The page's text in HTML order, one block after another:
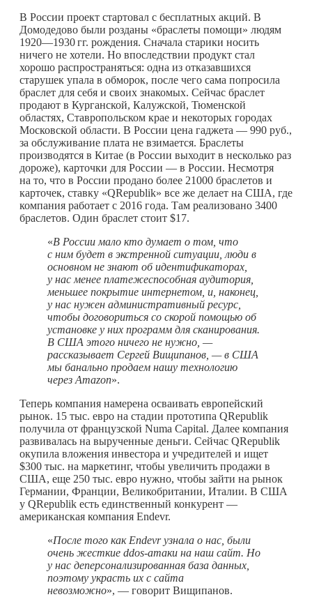
В России проект стартовал с бесплатных акций. В
Домодедово были розданы «браслеты помощи» людям
1920—1930 гг. рождения. Сначала старики носить
ничего не хотели. Но впоследствии продукт стал
хорошо распространяться: одна из отказавшихся
старушек упала в обморок, после чего сама попросила
браслет для себя и своих знакомых. Сейчас браслет
продают в Курганской, Калужской, Тюменской
областях, Ставропольском крае и некоторых городах
Московской области. В России цена гаджета — 990 руб.,
за обслуживание плата не взимается. Браслеты
производятся в Китае (в России выходит в несколько раз
дороже), карточки для России — в России. Несмотря
на то, что в России продано более 21000 браслетов и
карточек, ставку «QRepublik» все же делает на США, где
компания работает с 2016 года. Там реализовано 3400
браслетов. Один браслет стоит $17.
«В России мало кто думает о том, что
с ним будет в экстренной ситуации, люди в
основном не знают об идентификаторах,
у нас менее платежеспособная аудитория,
меньшее покрытие интернетом, и, наконец,
у нас нужен административный ресурс,
чтобы договориться со скорой помощью об
установке у них программ для сканирования.
В США этого ничего не нужно, —
рассказывает Сергей Вищипанов, — в США
мы банально продаем нашу технологию
через Amazon».
Теперь компания намерена осваивать европейский
рынок. 15 тыс. евро на стадии прототипа QRepublik
получила от французской Numa Capital. Далее компания
развивалась на вырученные деньги. Сейчас QRepublik
окупила вложения инвестора и учредителей и ищет
$300 тыс. на маркетинг, чтобы увеличить продажи в
США, еще 250 тыс. евро нужно, чтобы зайти на рынок
Германии, Франции, Великобритании, Италии. В США
у QRepublik есть единственный конкурент —
американская компания Endevr.
«После того как Endevr узнала о нас, были
очень жесткие ddos-атаки на наш сайт. Но
у нас деперсонализированная база данных,
поэтому украсть их с сайта
невозможно», — говорит Вищипанов.